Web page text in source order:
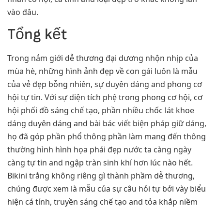
vào đâu.
Tổng kết
Trong nắm giới dễ thương đại dương nhộn nhịp của
mùa hè, những hình ảnh đẹp về con gái luôn là mẫu
của vẻ đẹp bỗng nhiên, sự duyên dáng and phong cơ
hội tự tin. Với sự diện tích phệ trong phong cơ hội, cơ
hội phối đồ sáng chế tạo, phần nhiều chốc lát khoe
dáng duyên dáng and bài bác viết biện pháp giữ dáng,
họ đã góp phần phổ thông phần làm mang đến thông
thường hình hình họa phái đẹp nước ta càng ngày
càng tự tin and ngập tràn sinh khí hơn lúc nào hết.
Bikini trắng không riêng gì thành phầm dễ thương,
chúng được xem là mẫu của sự câu hỏi tự bởi vày biểu
hiện cá tính, truyền sáng chế tạo and tỏa khắp niềm